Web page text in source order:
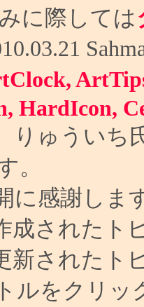
に際しては
HardIcon,
りゅういち
。
に感謝しま
成されたト
新されたト
ルをクリッ